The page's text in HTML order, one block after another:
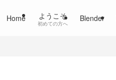
Home ようこそ
初めての方へ
Blender